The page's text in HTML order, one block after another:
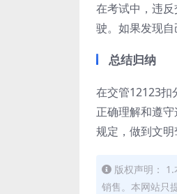
在考试中，违
驶。如果发现自
总结归纳
在交管12123扣
正确理解和遵
规定，做到文明
版权声明：
销售。本网站只